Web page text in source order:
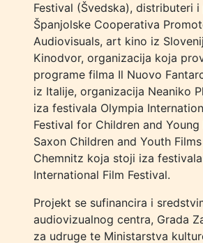
Festival (Švedska), distributeri
Španjolske Cooperativa
Audiovisuals, art kino iz
Kinodvor, organizacija koja
programe filma Il Nuovo
iz Italije, organizacija Neaniko
iza festivala Olympia
Festival for Children and
Saxon Children and Youth
Chemnitz koja stoji iza festivala
International Film Festival.
Projekt se sufinancira i
audiovizualnog centra, Grada
za udruge te Ministarstva